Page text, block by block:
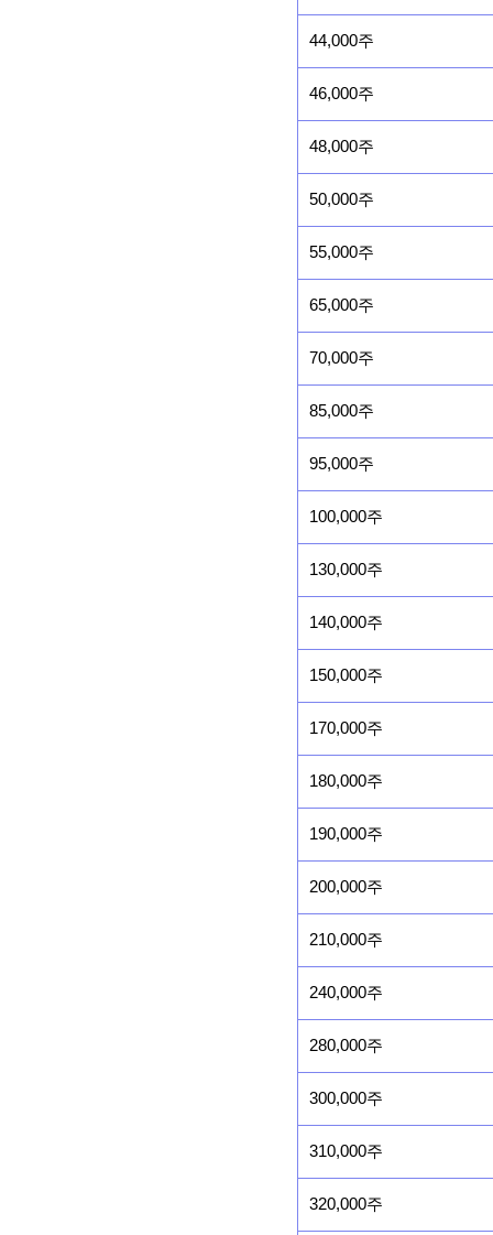
44,000주
46,000주
48,000주
50,000주
55,000주
65,000주
70,000주
85,000주
95,000주
100,000주
130,000주
140,000주
150,000주
170,000주
180,000주
190,000주
200,000주
210,000주
240,000주
280,000주
300,000주
310,000주
320,000주